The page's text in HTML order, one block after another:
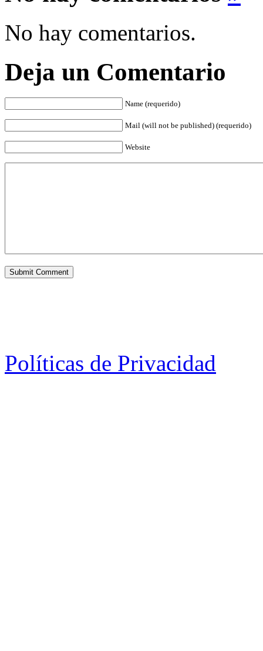
No hay comentarios.
Deja un Comentario
Name (requerido)
Mail (will not be published) (requerido)
Website
Políticas de Privacidad